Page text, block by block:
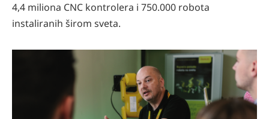
4,4 miliona CNC kontrolera i 750.000 robota
instaliranih širom sveta.